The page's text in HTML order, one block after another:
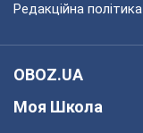
Редакційна політика
OBOZ.UA
Моя Школа